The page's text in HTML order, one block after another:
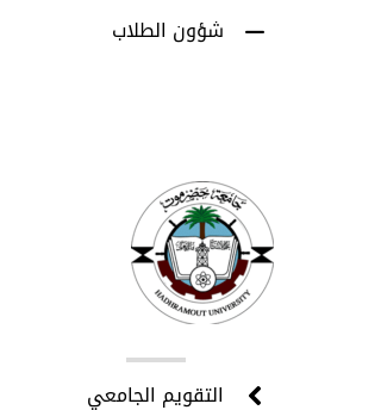
شؤون الطلاب
التقويم الجامعي